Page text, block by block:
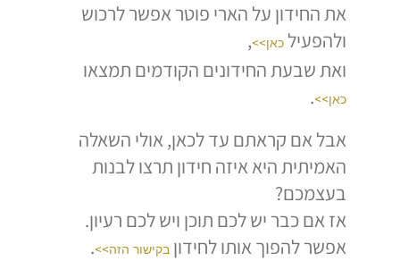
את החידון על הארי פוטר אפשר לרכוש
ולהפעיל כאן>>,
ואת שבעת החידונים הקודמים תמצאו
כאן>>.
אבל אם קראתם עד לכאן, אולי השאלה
האמיתית היא איזה חידון תרצו לבנות
בעצמכם?
אז אם כבר יש לכם תוכן ויש לכם רעיון.
אפשר להפוך אותו לחידון בקישור הזה>>.